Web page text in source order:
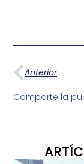
Anterior
Comparte la